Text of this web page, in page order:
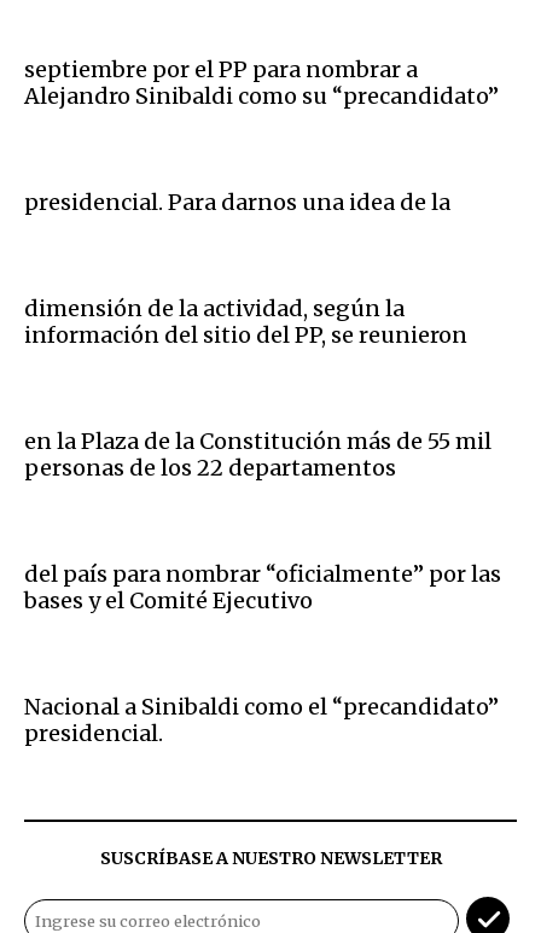
septiembre por el PP para nombrar a
Alejandro Sinibaldi como su “precandidato”
presidencial. Para darnos una idea de la
dimensión de la actividad, según la
información del sitio del PP, se reunieron
en la Plaza de la Constitución más de 55 mil
personas de los 22 departamentos
del país para nombrar “oficialmente” por las
bases y el Comité Ejecutivo
Nacional a Sinibaldi como el “precandidato”
presidencial.
SUSCRÍBASE A NUESTRO NEWSLETTER